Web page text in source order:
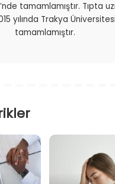
tamamlamıştır. Tıpta
yılında Trakya
tamamlamıştır.